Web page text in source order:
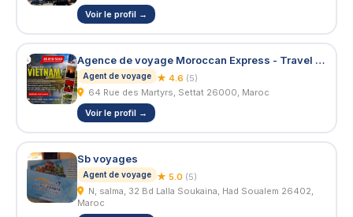
Voir le profil →
Agence de voyage Moroccan Express - Travel & Events
Agent de voyage ★ 4.6 (5)
64 Rue des Martyrs, Settat 26000, Maroc
Voir le profil →
Sb voyages
Agent de voyage ★ 5.0 (5)
Maroc